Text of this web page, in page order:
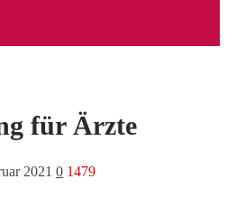
für Ärzte
2021 0 1479